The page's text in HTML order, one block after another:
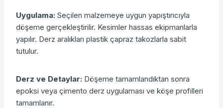
Uygulama: Seçilen malzemeye uygun yapıştırıcıyla
döşeme gerçekleştirilir. Kesimler hassas ekipmanlarla
yapılır. Derz aralıkları plastik çapraz takozlarla sabit
tutulur.
Derz ve Detaylar: Döşeme tamamlandıktan sonra
epoksi veya çimento derz uygulaması ve köşe profilleri
tamamlanır.